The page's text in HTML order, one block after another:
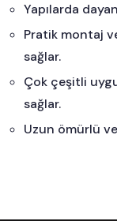
Yapılarda
Pratik montaj
sağlar.
Çok çeşitli
sağlar.
Uzun ömürlü